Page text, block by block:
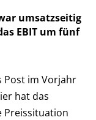
umsatzseitig
EBIT um fünf
Post im Vorjahr
hat das
Preissituation